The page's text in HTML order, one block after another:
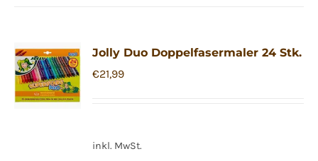
Jolly Duo Doppelfasermaler 24 Stk.
€21,99
inkl. MwSt.